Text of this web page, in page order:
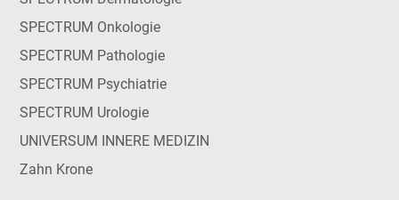
SPECTRUM Onkologie
SPECTRUM Pathologie
SPECTRUM Psychiatrie
SPECTRUM Urologie
UNIVERSUM INNERE MEDIZIN
Zahn Krone